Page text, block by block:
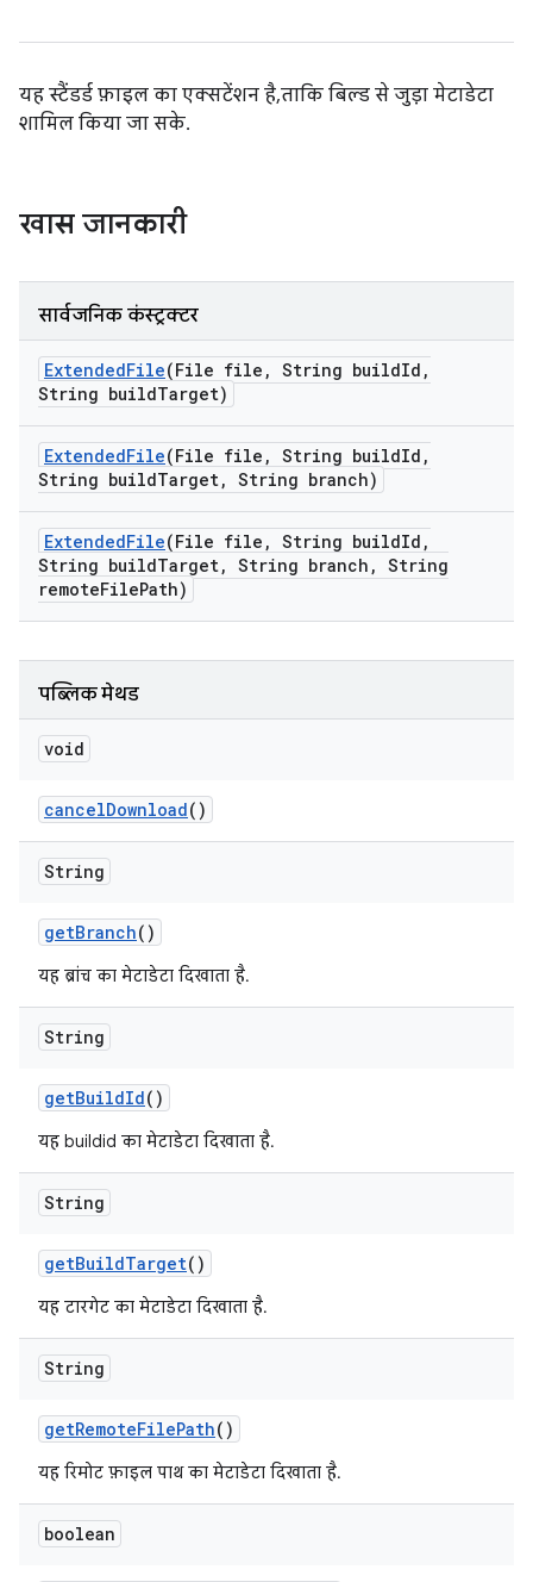
यह स्टैंडर्ड फ़ाइल का एक्सटेंशन है, ताकि बिल्ड से जुड़ा मेटाडेटा
शामिल किया जा सके.
खास जानकारी
सार्वजनिक कंस्ट्रक्टर
ExtendedFile(File file , String buildId ,
String buildTarget)
ExtendedFile(File file , String buildId ,
String buildTarget, String branch)
ExtendedFile(File file , String buildId ,
String buildTarget, String branch , String
remoteFilePath)
पब्लिक मेथड
void
cancelDownload()
String
getBranch()
यह ब्रांच का मेटाडेटा दिखाता है.
String
getBuildId()
यह buildid का मेटाडेटा दिखाता है.
String
getBuildTarget()
यह टारगेट का मेटाडेटा दिखाता है.
String
getRemoteFilePath()
यह रिमोट फ़ाइल पाथ का मेटाडेटा दिखाता है.
boolean